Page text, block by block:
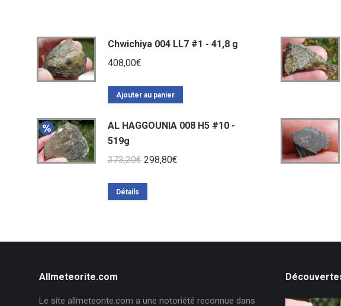
Chwichiya 004 LL7 #1 - 41,8 g
408,00€
Ajouter au panier
AL HAGGOUNIA 008 H5 #10 -
519g
373,20€ Le
298,80€Le
Détails
Allmeteorite.com
Le site allmeteorite.com a une notoriété reconnue dans